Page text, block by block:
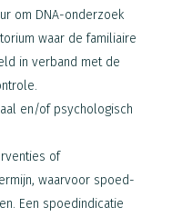
om DNA-onderzoek
waar de familiaire
in verband met de
en/of psychologisch
of
waarvoor spoed-
Een spoedindicatie